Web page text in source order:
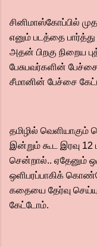
சினிமாஸ்கோப்பில்
எனும் படத்தை பார்த்து
அதன் பிறகு நிறைய
பேசுபவர்களின்
சீமானின் பேச்சை
தமிழில் வெளியாகும்
இன்றும் கூட இரவு
சென்றால்.. ஏதேனும்
ஒளிபரப்பாகிக்
கதையை தேர்வு
கேட்டோம்.